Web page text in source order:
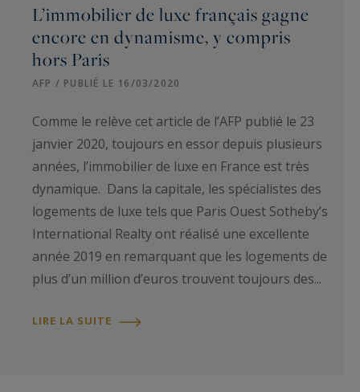
L’immobilier de luxe français gagne
encore en dynamisme, y compris
hors Paris
AFP / PUBLIÉ LE 16/03/2020
Comme le relève cet article de l’AFP publié le 23
janvier 2020, toujours en essor depuis plusieurs
années, l’immobilier de luxe en France est très
dynamique. Dans la capitale, les spécialistes des
logements de luxe tels que Paris Ouest Sotheby’s
International Realty ont réalisé une excellente
année 2019 en remarquant que les logements de
plus d’un million d’euros trouvent toujours des...
LIRE LA SUITE